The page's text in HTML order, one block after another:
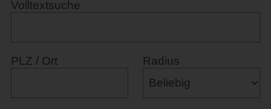
Volltextsuche
PLZ / Ort Radius